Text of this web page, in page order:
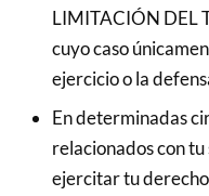
LIMITACIÓN DEL
cuyo caso
ejercicio o la
En determinadas
relacionados con
ejercitar tu